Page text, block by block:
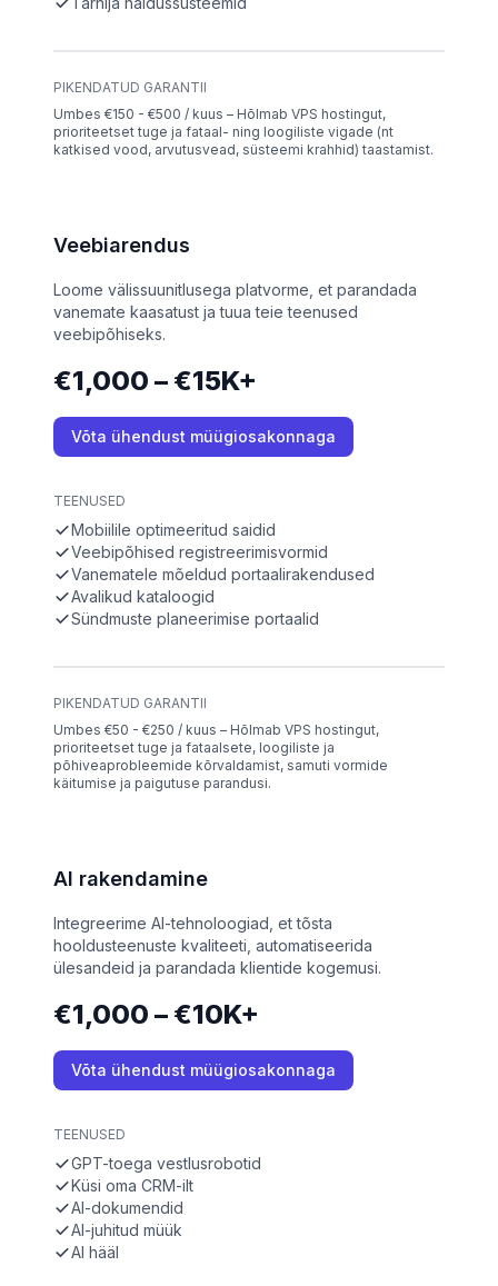
PIKENDATUD GARANTII
Umbes €150 - €500 / kuus – Hõlmab VPS hostingut,
prioriteetset tuge ja fataal- ning loogiliste vigade (nt
katkised vood, arvutusvead, süsteemi krahhid) taastamist.
Veebiarendus
Loome välissuunitlusega platvorme, et parandada
vanemate kaasatust ja tuua teie teenused
veebipõhiseks.
€1,000 – €15K+
Võta ühendust müügiosakonnaga
TEENUSED
Mobiilile optimeeritud saidid
Veebipõhised registreerimisvormid
Vanematele mõeldud portaalirakendused
Avalikud kataloogid
Sündmuste planeerimise portaalid
PIKENDATUD GARANTII
Umbes €50 - €250 / kuus – Hõlmab VPS hostingut,
prioriteetset tuge ja fataalsete, loogiliste ja
põhiveaprobleemide kõrvaldamist, samuti vormide
käitumise ja paigutuse parandusi.
AI rakendamine
Integreerime AI-tehnoloogiad, et tõsta
hooldusteenuste kvaliteeti, automatiseerida
ülesandeid ja parandada klientide kogemusi.
€1,000 – €10K+
Võta ühendust müügiosakonnaga
TEENUSED
GPT-toega vestlusrobotid
Küsi oma CRM-ilt
AI-dokumendid
AI-juhitud müük
AI hääl